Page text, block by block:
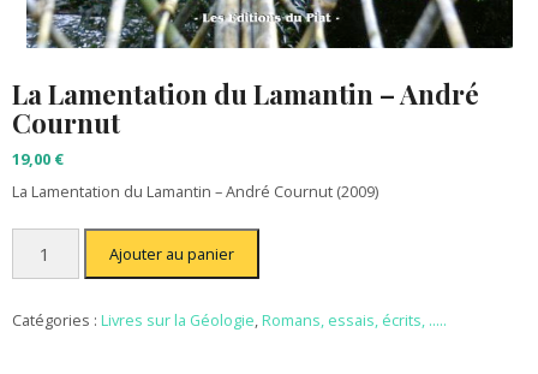
La Lamentation du Lamantin – André
Cournut
19,00 €
La Lamentation du Lamantin – André Cournut (2009)
La
du
Ajouter au panier
Catégories : Livres sur la Géologie,Romans, essais, écrits, .....